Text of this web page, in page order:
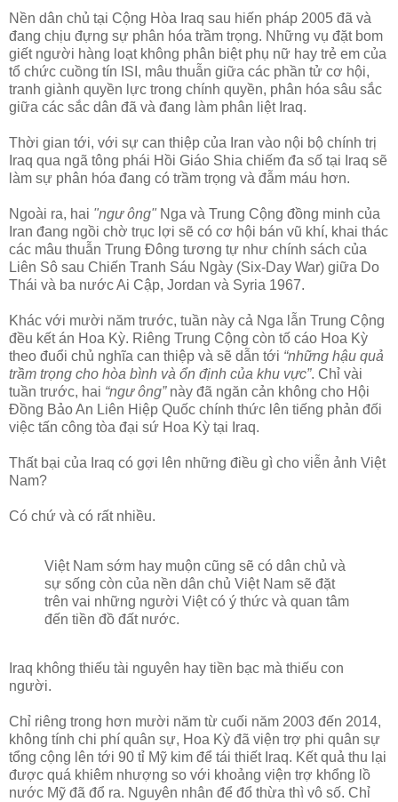
Nền dân chủ tại Cộng Hòa Iraq sau hiến pháp 2005 đã và
đang chịu đựng sự phân hóa trầm trọng. Những vụ đặt bom
giết người hàng loạt không phân biệt phụ nữ hay trẻ em của
tổ chức cuồng tín ISI, mâu thuẫn giữa các phần tử cơ hội,
tranh giành quyền lực trong chính quyền, phân hóa sâu sắc
giữa các sắc dân đã và đang làm phân liệt Iraq.
Thời gian tới, với sự can thiệp của Iran vào nội bộ chính trị
Iraq qua ngã tông phái Hồi Giáo Shia chiếm đa số tại Iraq sẽ
làm sự phân hóa đang có trầm trọng và đẫm máu hơn.
Ngoài ra, hai "ngư ông" Nga và Trung Cộng đồng minh của
Iran đang ngồi chờ trục lợi sẽ có cơ hội bán vũ khí, khai thác
các mâu thuẫn Trung Đông tương tự như chính sách của
Liên Sô sau Chiến Tranh Sáu Ngày (Six-Day War) giữa Do
Thái và ba nước Ai Cập, Jordan và Syria 1967.
Khác với mười năm trước, tuần này cả Nga lẫn Trung Cộng
đều kết án Hoa Kỳ. Riêng Trung Cộng còn tố cáo Hoa Kỳ
theo đuổi chủ nghĩa can thiệp và sẽ dẫn tới “những hậu quả
trầm trọng cho hòa bình và ổn định của khu vực”. Chỉ vài
tuần trước, hai “ngư ông”này đã ngăn cản không cho Hội
Đồng Bảo An Liên Hiệp Quốc chính thức lên tiếng phản đối
việc tấn công tòa đại sứ Hoa Kỳ tại Iraq.
Thất bại của Iraq có gợi lên những điều gì cho viễn ảnh Việt
Nam?
Có chứ và có rất nhiều.
Việt Nam sớm hay muộn cũng sẽ có dân chủ và
sự sống còn của nền dân chủ Việt Nam sẽ đặt
trên vai những người Việt có ý thức và quan tâm
đến tiền đồ đất nước.
Iraq không thiếu tài nguyên hay tiền bạc mà thiếu con
người.
Chỉ riêng trong hơn mười năm từ cuối năm 2003 đến 2014,
không tính chi phí quân sự, Hoa Kỳ đã viện trợ phi quân sự
tổng cộng lên tới 90 tỉ Mỹ kim để tái thiết Iraq. Kết quả thu lại
được quá khiêm nhượng so với khoảng viện trợ khổng lồ
nước Mỹ đã đổ ra. Nguyên nhân để đổ thừa thì vô số. Chỉ